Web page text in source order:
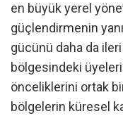
en büyük yerel
güçlendirmenin
gücünü daha da ileri
bölgesindeki
önceliklerini ortak
bölgelerin küresel